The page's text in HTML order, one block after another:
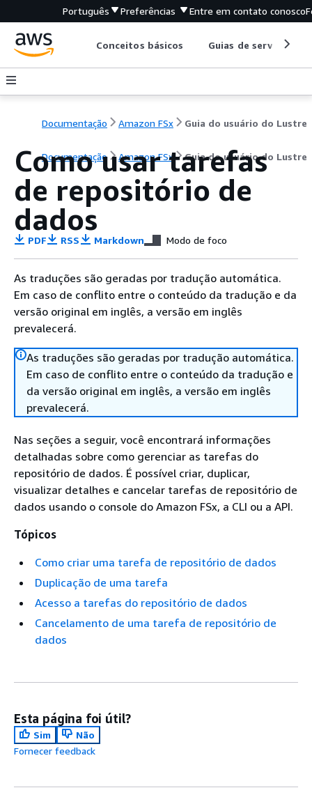
Português Preferências Entre em contato conosco
Conceitos básicos Guias de serviço
Documentação Amazon FSx Guia do usuário do Lustre
Documentação Amazon FSx Guia do usuário do Lustre
Como usar tarefas
de repositório de
dados
PDF RSS Markdown Modo de foco
As traduções são geradas por tradução automática.
Em caso de conflito entre o conteúdo da tradução e da
versão original em inglês, a versão em inglês
prevalecerá.
As traduções são geradas por tradução automática.
Em caso de conflito entre o conteúdo da tradução e
da versão original em inglês, a versão em inglês
prevalecerá.
Nas seções a seguir, você encontrará informações
detalhadas sobre como gerenciar as tarefas do
repositório de dados. É possível criar, duplicar,
visualizar detalhes e cancelar tarefas de repositório de
dados usando o console do Amazon FSx, a CLI ou a API.
Tópicos
Como criar uma tarefa de repositório de dados
Duplicação de uma tarefa
Acesso a tarefas do repositório de dados
Cancelamento de uma tarefa de repositório de
dados
Esta página foi útil?
Sim
Não
Fornecer feedback